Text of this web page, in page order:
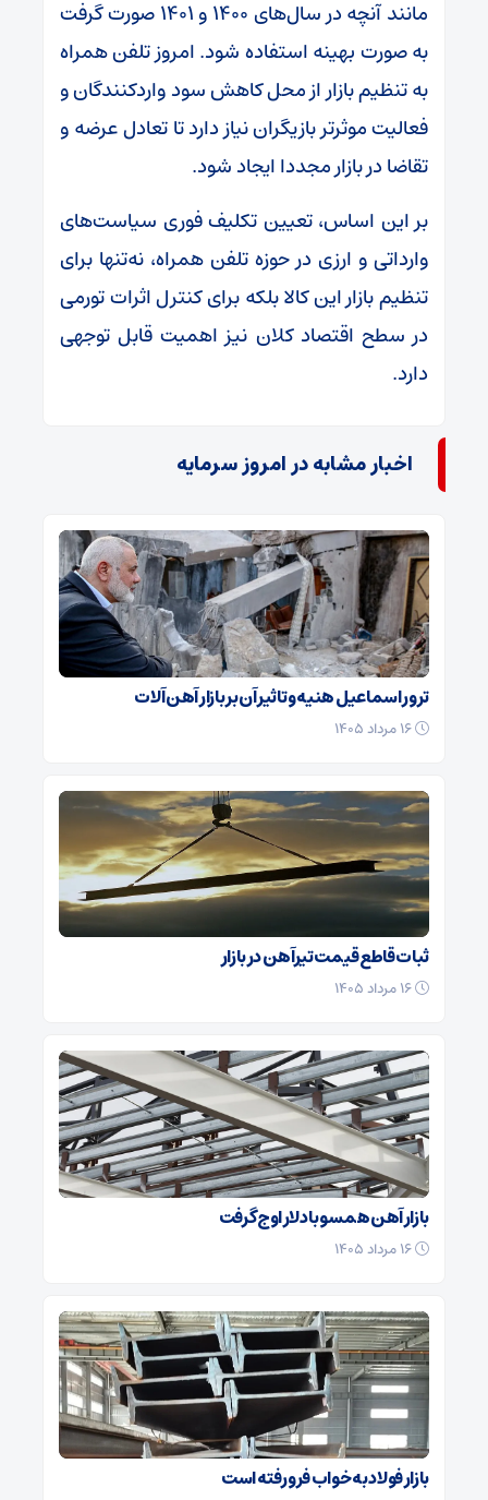
مانند آنچه در سال‌های ۱۴۰۰ و ۱۴۰۱ صورت گرفت
به صورت بهینه استفاده شود. امروز تلفن همراه
به تنظیم بازار از محل کاهش سود واردکنندگان و
فعالیت موثر‌تر بازیگران نیاز دارد تا تعادل عرضه و
تقاضا در بازار مجددا ایجاد شود.
بر این اساس، تعیین تکلیف فوری سیاست‌های
وارداتی و ارزی در حوزه تلفن همراه، نه‌تنها برای
تنظیم بازار این کالا بلکه برای کنترل اثرات تورمی
در سطح اقتصاد کلان نیز اهمیت قابل توجهی
دارد.
اخبار مشابه در امروز سرمایه
ترور اسماعیل هنیه و تاثیر آن بر بازار آهن آلات
ثبات قاطع قیمت تیرآهن در بازار
بازار آهن همسو با دلار اوج گرفت
بازار فولاد به خواب فرو رفته است